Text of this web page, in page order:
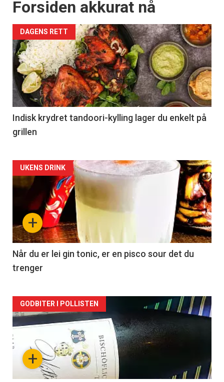
Forsiden akkurat nå
DAGENS RETT
Indisk krydret tandoori-kylling lager du enkelt på
grillen
Forsiden
akkurat
nå
-
2
+
UKENS DRINK
Når du er lei gin tonic, er en pisco sour det du
trenger
Forsiden
akkurat
nå+
GODBITER I POLLISTEN